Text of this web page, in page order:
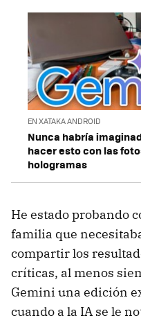
EN XATAKA ANDROID
Nunca habría
hacer esto con las
hologramas
He estado probando
familia que
compartir los
críticas, al menos
Gemini una edición
cuando a la IA se le